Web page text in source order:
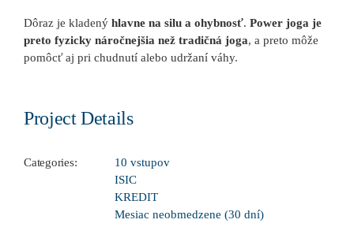
Dôraz je kladený hlavne na silu a ohybnosť. Power joga je
preto fyzicky náročnejšia než tradičná joga, a preto môže
pomôcť aj pri chudnutí alebo udržaní váhy.
Project Details
Categories:
10 vstupov
ISIC
KREDIT
Mesiac neobmedzene (30 dní)